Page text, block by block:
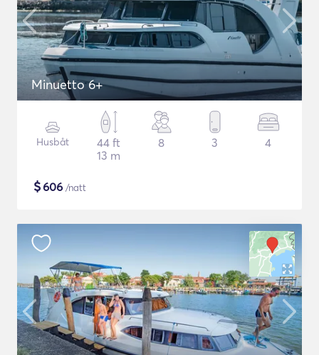
Minuetto 6+
Husbåt
44 ft
13 m
8 3 4
$606 /natt